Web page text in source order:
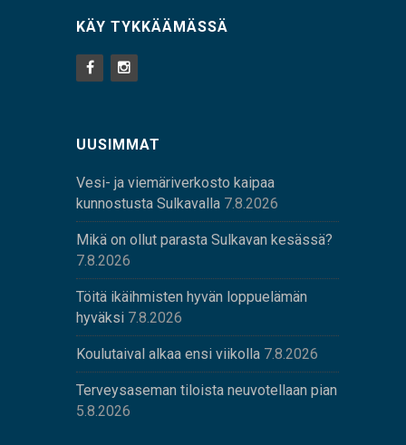
KÄY TYKKÄÄMÄSSÄ
UUSIMMAT
Vesi- ja viemäriverkosto kaipaa
kunnostusta Sulkavalla 7.8.2026
Mikä on ollut parasta Sulkavan kesässä?
7.8.2026
Töitä ikäihmisten hyvän loppuelämän
hyväksi 7.8.2026
Koulutaival alkaa ensi viikolla 7.8.2026
Terveysaseman tiloista neuvotellaan pian
5.8.2026